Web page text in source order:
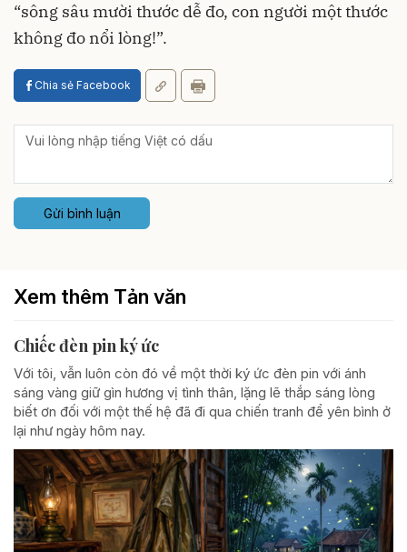
“sông sâu mười thước dễ đo, con người một thước
không đo nổi lòng!”.
Chia sẻ Facebook
Gửi bình luận
Xem thêm Tản văn
Chiếc đèn pin ký ức
Với tôi, vẫn luôn còn đó về một thời ký ức đèn pin với ánh
sáng vàng giữ gìn hương vị tình thân, lặng lẽ thắp sáng lòng
biết ơn đối với một thế hệ đã đi qua chiến tranh để yên bình ở
lại như ngày hôm nay.